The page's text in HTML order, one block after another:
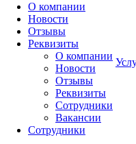
О компании
Новости
Отзывы
Реквизиты
О компании
Новости
Отзывы
Реквизиты
Сотрудники
Вакансии
Сотрудники